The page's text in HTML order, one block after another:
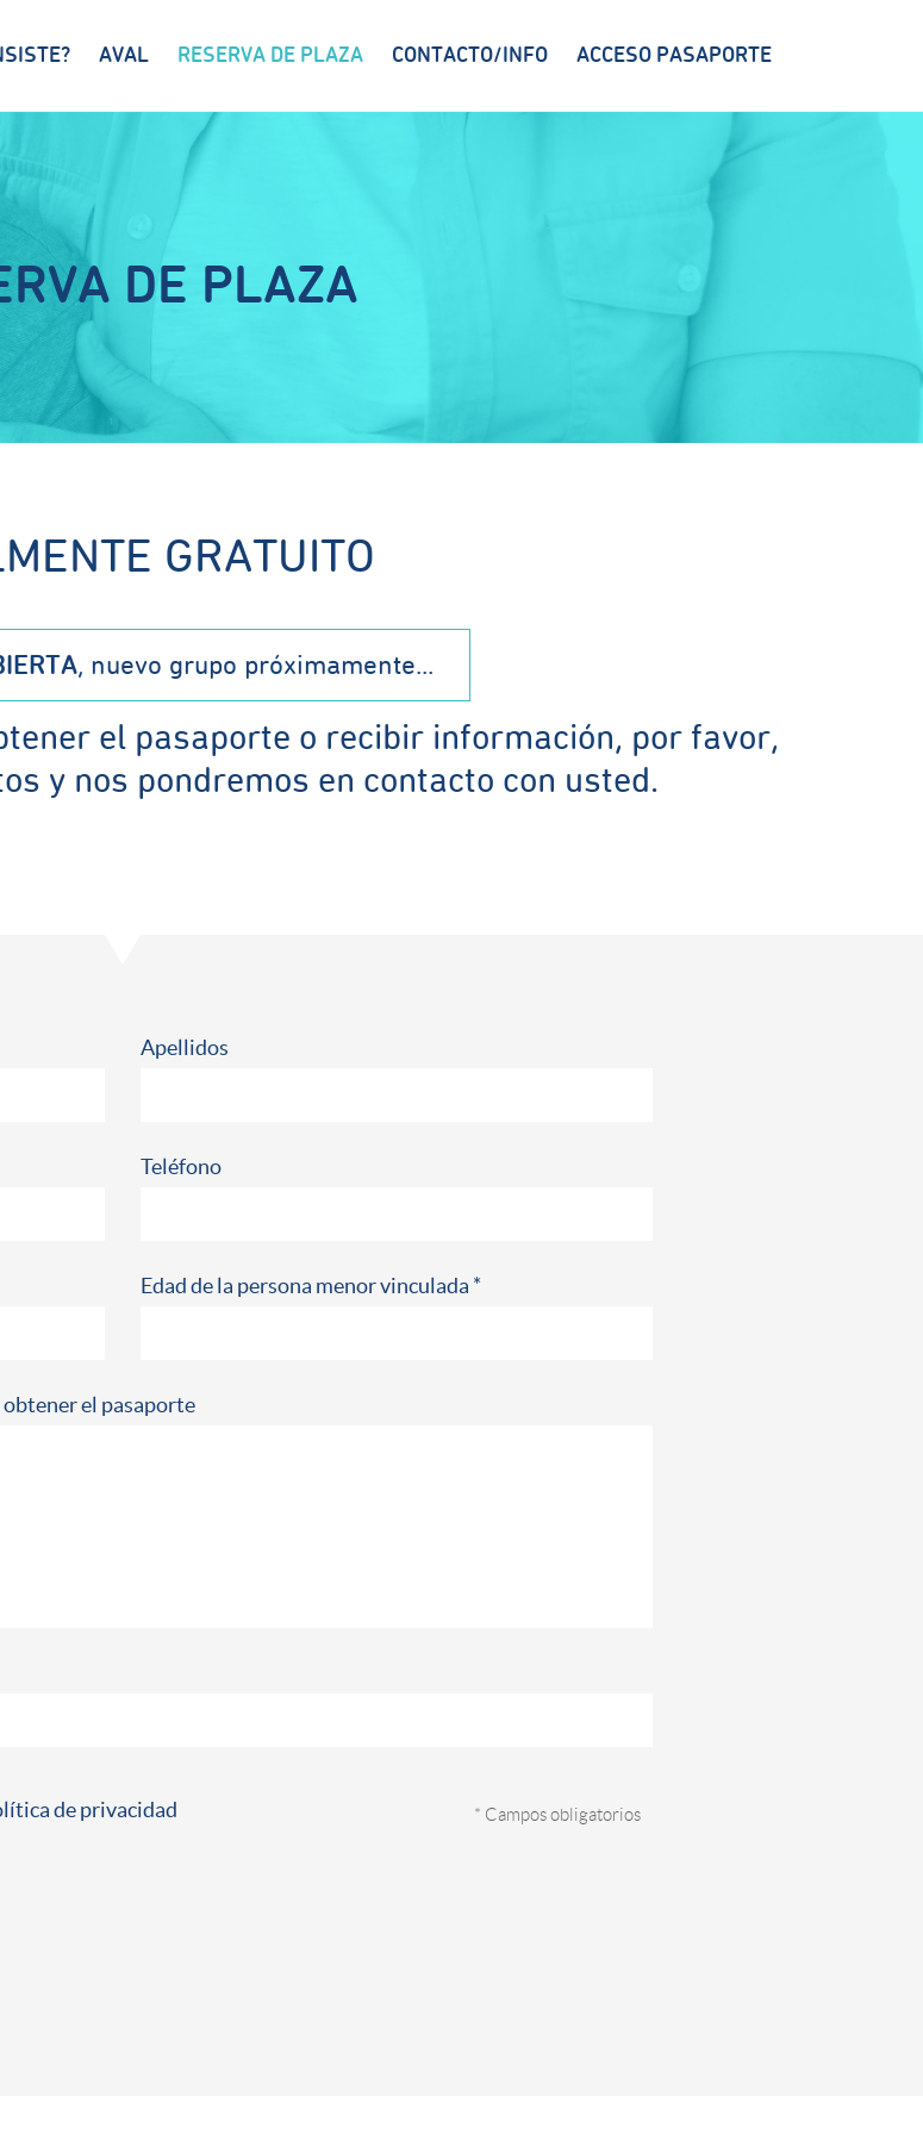
AVAL RESERVA DE PLAZA CONTACTO/INFO ACCESO PASAPORTE
DE PLAZA
GRATUITO
, nuevo grupo próximamente...
el pasaporte o recibir información, por favor,
y nos pondremos en contacto con usted.
Apellidos
Teléfono
Edad de la persona menor vinculada *
el pasaporte
de privacidad * Campos obligatorios